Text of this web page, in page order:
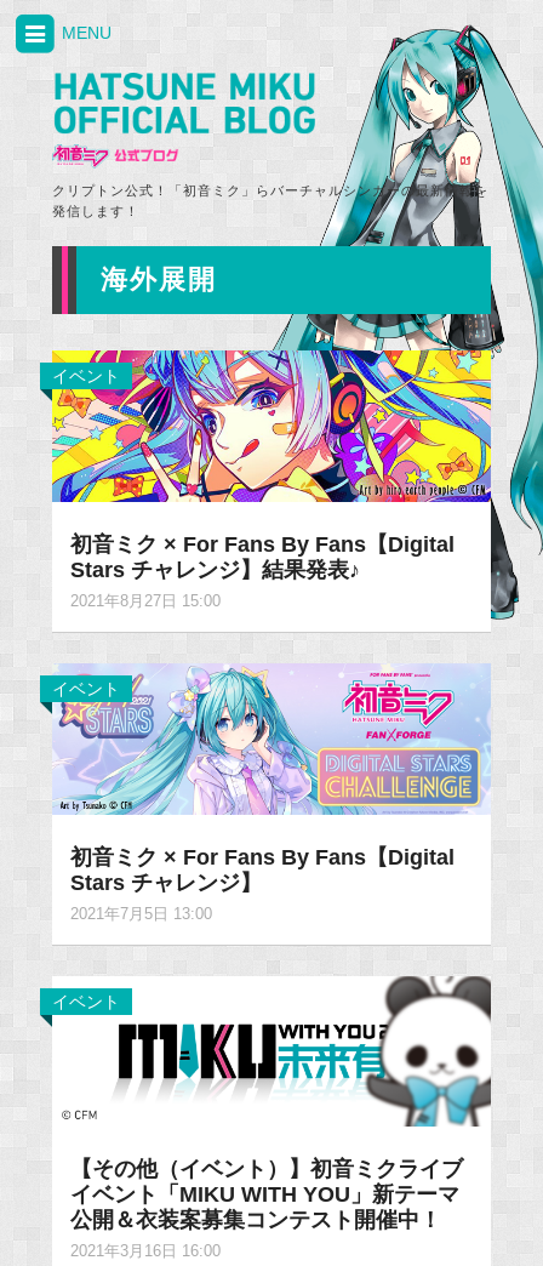
クリプトン公式！「初音ミク」らバーチャルシンガーの最新情報を
発信します！
MENU
海外展開
イベント
初音ミク × For Fans By Fans【Digital
Stars チャレンジ】結果発表♪
2021年8月27日 15:00
イベント
初音ミク × For Fans By Fans【Digital
Stars チャレンジ】
2021年7月5日 13:00
イベント
【その他（イベント）】初音ミクライブ
イベント「MIKU WITH YOU」新テーマ
公開＆衣装案募集コンテスト開催中！
2021年3月16日 16:00